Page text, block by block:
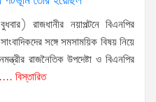
রাজধানীর নয়াপল্টনে বিএনপির
সাংবাদিকদের সঙ্গে সমসাময়িক বিষয় নিয়ে
রাজনৈতিক উপদেষ্টা ও বিএনপির
.... বিস্তারিত